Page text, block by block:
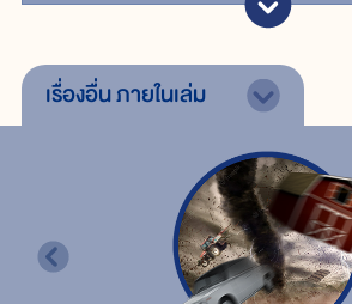
เรื่องอื่นภายในเล่ม